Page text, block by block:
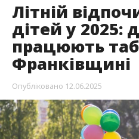
Літній
дітей у 2025:
працюють
Франківщині
Опубліковано 12.06.2025